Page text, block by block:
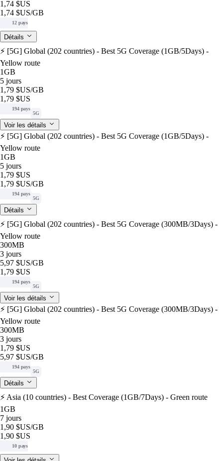
1,74 $US
1,74 $US/GB
12 pays
Détails
⚡️ [5G] Global (202 countries) - Best 5G Coverage (1GB/5Days) -
Yellow route
1GB
5 jours
1,79 $US/GB
1,79 $US
194 pays
5G
Voir les détails
⚡️ [5G] Global (202 countries) - Best 5G Coverage (1GB/5Days) -
Yellow route
1GB
5 jours
1,79 $US
1,79 $US/GB
194 pays
5G
Détails
⚡️ [5G] Global (202 countries) - Best 5G Coverage (300MB/3Days) -
Yellow route
300MB
3 jours
5,97 $US/GB
1,79 $US
194 pays
5G
Voir les détails
⚡️ [5G] Global (202 countries) - Best 5G Coverage (300MB/3Days) -
Yellow route
300MB
3 jours
1,79 $US
5,97 $US/GB
194 pays
5G
Détails
⚡️ Asia (10 countries) - Best Coverage (1GB/7Days) - Green route
1GB
7 jours
1,90 $US/GB
1,90 $US
10 pays